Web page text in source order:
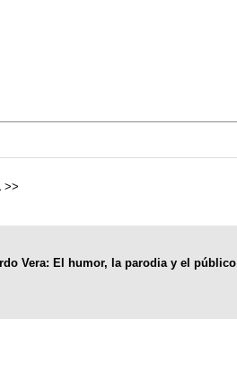
>>
Vera: El humor, la parodia y el público